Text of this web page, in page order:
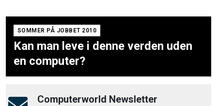
SOMMER PÅ JOBBET 2010
Kan man leve i denne verden uden
en computer?
Computerworld Newsletter